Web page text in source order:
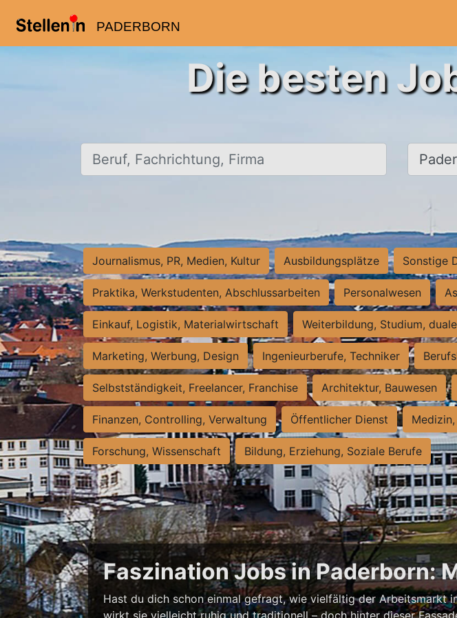
PADERBORN
Die besten
Beruf, Fachrichtung, Firma Ort,
Journalismus, PR, Medien, Kultur Ausbildungsplätze Sonstige
Praktika, Werkstudenten, Abschlussarbeiten Personalwesen
Einkauf, Logistik, Materialwirtschaft Weiterbildung, Studium,
Marketing, Werbung, Design Ingenieurberufe, Techniker
Selbstständigkeit, Freelancer, Franchise Architektur, Bauwesen
Finanzen, Controlling, Verwaltung Öffentlicher Dienst
Forschung, Wissenschaft Bildung, Erziehung, Soziale Berufe
Faszination Jobs in Paderborn:
Hast du dich schon einmal gefragt, wie vielfältig der Arbeitsmarkt